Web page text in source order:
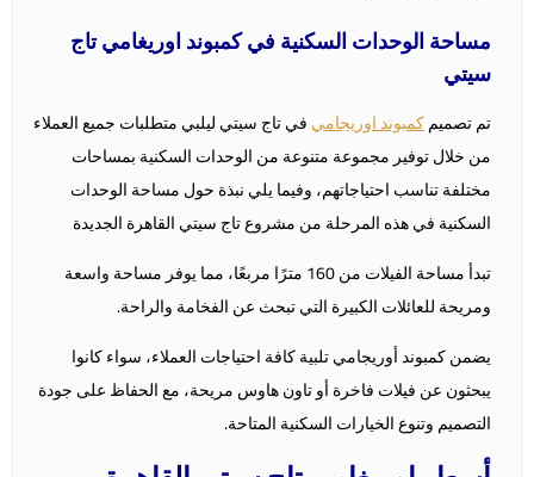
مساحة الوحدات السكنية في كمبوند اوريغامي تاج
سيتي
تم تصميمكمبوند اوريجاميفي تاج سيتي ليلبي متطلبات جميع العملاء
من خلال توفير مجموعة متنوعة من الوحدات السكنية بمساحات
مختلفة تناسب احتياجاتهم، وفيما يلي نبذة حول مساحة الوحدات
السكنية في هذه المرحلة من مشروع تاج سيتي القاهرة الجديدة
تبدأ مساحة الفيلات من 160 مترًا مربعًا، مما يوفر مساحة واسعة
ومريحة للعائلات الكبيرة التي تبحث عن الفخامة والراحة.
يضمن كمبوند أوريجامي تلبية كافة احتياجات العملاء، سواء كانوا
يبحثون عن فيلات فاخرة أو تاون هاوس مريحة، مع الحفاظ على جودة
التصميم وتنوع الخيارات السكنية المتاحة.